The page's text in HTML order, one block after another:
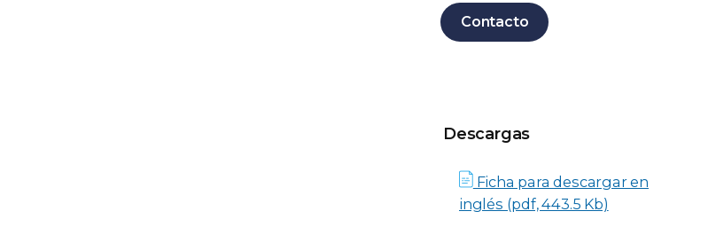
Contacto
Descargas
Descargas
Ficha para descargar en
inglés (pdf, 443.5 Kb)